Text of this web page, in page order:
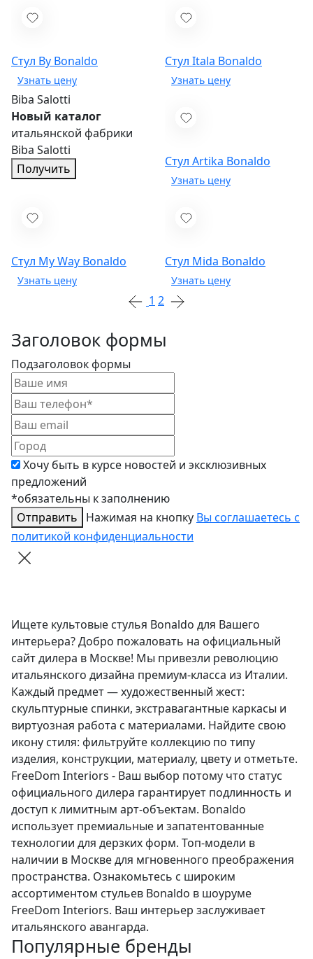
Стул By Bonaldo Стул Itala Bonaldo
Biba Salotti
Новый каталог
итальянской фабрики
Biba Salotti
Получить
Стул Artika Bonaldo
Стул My Way Bonaldo Стул Mida Bonaldo
1 2
Заголовок формы
Подзаголовок формы
Хочу быть в курсе новостей и эксклюзивных
предложений
*обязательны к заполнению
Отправить
Нажимая на кнопку Вы соглашаетесь с
политикой конфиденциальности
Ищете культовые стулья Bonaldo для Вашего
интерьера? Добро пожаловать на официальный
сайт дилера в Москве! Мы привезли революцию
итальянского дизайна премиум-класса из Италии.
Каждый предмет — художественный жест:
скульптурные спинки, экстравагантные каркасы и
виртуозная работа с материалами. Найдите свою
икону стиля: фильтруйте коллекцию по типу
изделия, конструкции, материалу, цвету и отметьте.
FreeDom Interiors - Ваш выбор потому что статус
официального дилера гарантирует подлинность и
доступ к лимитным арт-объектам. Bonaldo
использует премиальные и запатентованные
технологии для дерзких форм. Топ-модели в
наличии в Москве для мгновенного преображения
пространства. Ознакомьтесь с широким
ассортиментом стульев Bonaldo в шоуруме
FreeDom Interiors. Ваш интерьер заслуживает
итальянского авангарда.
Популярные бренды